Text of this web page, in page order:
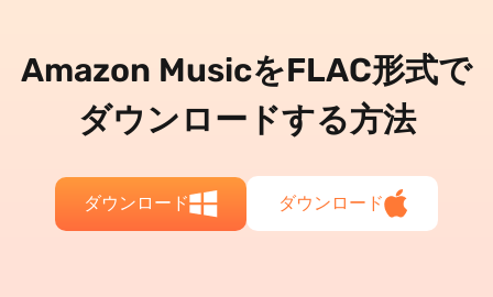
Amazon MusicをFLAC形式で
ダウンロードする方法
ダウンロード ダウンロード